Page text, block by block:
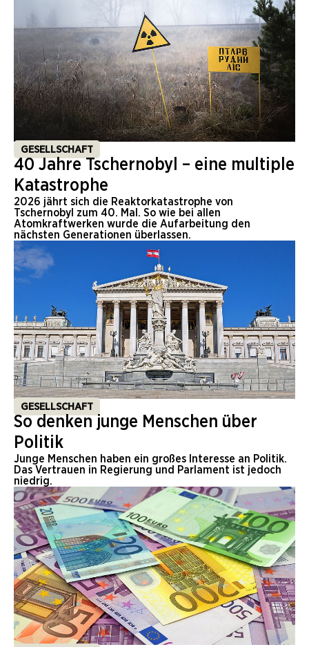
GESELLSCHAFT
40 Jahre Tschernobyl – eine multiple
Katastrophe
2026 jährt sich die Reaktorkatastrophe von
Tschernobyl zum 40. Mal. So wie bei allen
Atomkraftwerken wurde die Aufarbeitung den
nächsten Generationen überlassen.
GESELLSCHAFT
So denken junge Menschen über
Politik
Junge Menschen haben ein großes Interesse an Politik.
Das Vertrauen in Regierung und Parlament ist jedoch
niedrig.